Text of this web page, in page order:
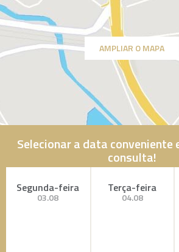
AMPLIAR O MAPA
Selecionar a data conveniente
consulta!
Segunda-feira
03.08
Terça-feira
04.08